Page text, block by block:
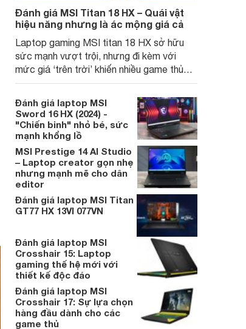
Đánh giá MSI Titan 18 HX – Quái vật
hiệu năng nhưng là ác mộng giá cả
Laptop gaming MSI titan 18 HX sở hữu
sức mạnh vượt trội, nhưng đi kèm với
mức giá ‘trên trời’ khiến nhiều game thủ
phải suy nghĩ lại.
Đánh giá laptop MSI
Sword 16 HX (2024) -
"Chiến binh" nhỏ bé, sức
mạnh khổng lồ
MSI Prestige 14 AI Studio
– Laptop creator gọn nhẹ
nhưng mạnh mẽ cho dân
editor
Đánh giá laptop MSI Titan
GT77 HX 13VI 077VN
Đánh giá laptop MSI
Crosshair 15: Laptop
gaming thế hệ mới với
thiết kế độc đáo
Đánh giá laptop MSI
Crosshair 17: Sự lựa chọn
hàng đầu dành cho các
game thủ